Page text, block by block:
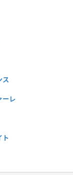
ス
ーレ
ト